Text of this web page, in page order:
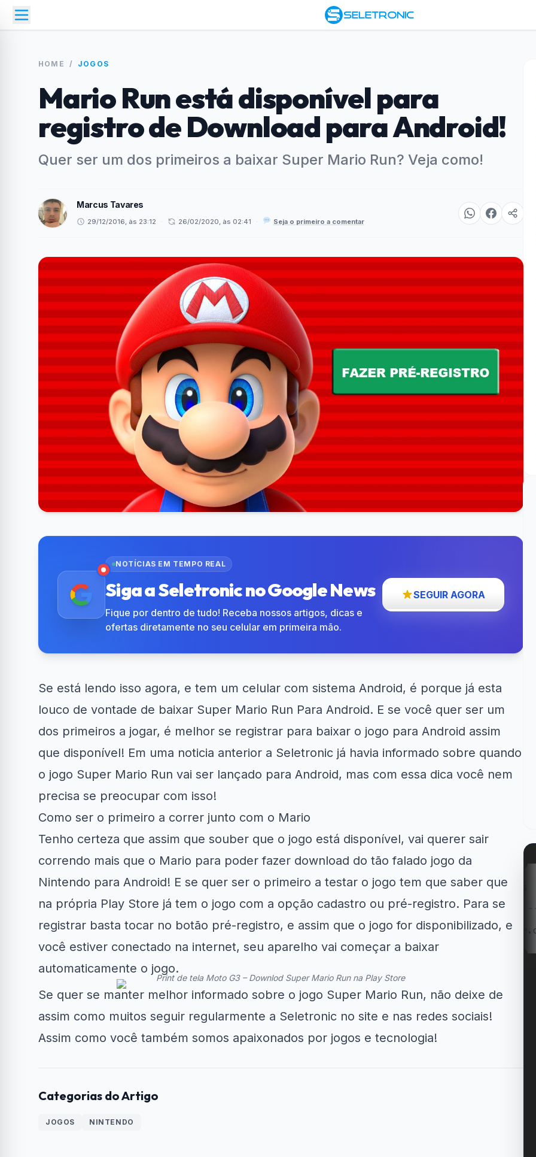
HOME / JOGOS
Mario Run está disponível para
registro de Download para Android!
Quer ser um dos primeiros a baixar Super Mario Run? Veja como!
Marcus Tavares
29/12/2016, às 23:12 · 26/02/2020, às 02:41 · Seja o primeiro a comentar
NOTÍCIAS EM TEMPO REAL
Siga a Seletronic no Google News
Fique por dentro de tudo! Receba nossos artigos, dicas e
ofertas diretamente no seu celular em primeira mão.
SEGUIR AGORA
Se está lendo isso agora, e tem um celular com sistema Android, é porque já esta
louco de vontade de baixar Super Mario Run Para Android. E se você quer ser um
dos primeiros a jogar, é melhor se registrar para baixar o jogo para Android assim
que disponível! Em uma noticia anterior a Seletronic já havia informado sobre quando
o jogo Super Mario Run vai ser lançado para Android, mas com essa dica você nem
precisa se preocupar com isso!
Como ser o primeiro a correr junto com o Mario
Tenho certeza que assim que souber que o jogo está disponível, vai querer sair
correndo mais que o Mario para poder fazer download do tão falado jogo da
Nintendo para Android! E se quer ser o primeiro a testar o jogo tem que saber que
na própria Play Store já tem o jogo com a opção cadastro ou pré-registro. Para se
registrar basta tocar no botão pré-registro, e assim que o jogo for disponibilizado, e
você estiver conectado na internet, seu aparelho vai começar a baixar
automaticamente o jogo.
Print de tela Moto G3 – Downlod Super Mario Run na Play Store
Se quer se manter melhor informado sobre o jogo Super Mario Run, não deixe de
assim como muitos seguir regularmente a Seletronic no site e nas redes sociais!
Assim como você também somos apaixonados por jogos e tecnologia!
Categorias do Artigo
JOGOS NINTENDO
Clube Samsung
34% OFF em Lava e...
AliExpress
R$50 OFF no Magazine
Amazon
Amazon Now: Entregas
Kabum!
12% OFF em itens
LG
Cupom LG 5% OFF na...